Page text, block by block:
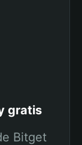
gratis
Bitget